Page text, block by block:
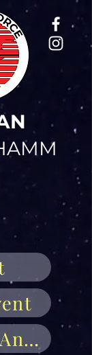
Ankunft, Anmeldung, Aufbau